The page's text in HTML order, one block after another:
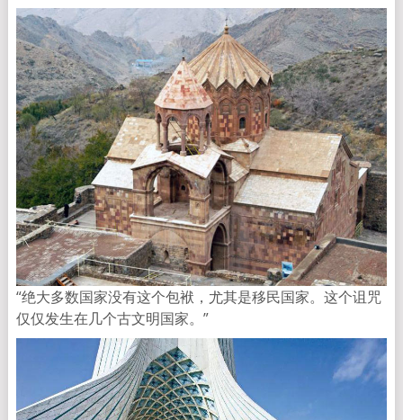
“绝大多数国家没有这个包袱，尤其是移民国家。这个诅咒
仅仅发生在几个古文明国家。”